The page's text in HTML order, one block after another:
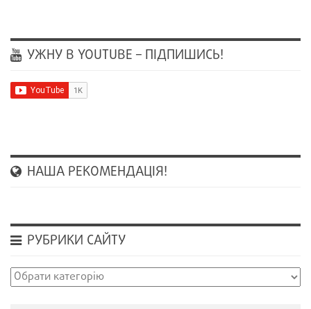
УЖНУ В YOUTUBE – ПІДПИШИСЬ!
НАША РЕКОМЕНДАЦІЯ!
РУБРИКИ САЙТУ
Рубрики